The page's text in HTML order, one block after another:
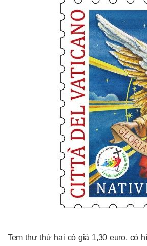
Tem thư thứ hai có giá 1,30 euro, có